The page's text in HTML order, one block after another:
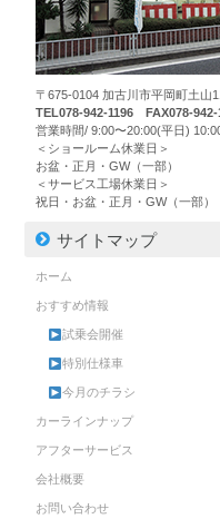
〒675-0104 加古川市平岡町土山
TEL078-942-1196 FAX078-942-
営業時間/ 9:00〜20:00(平日)
＜ショールーム休業日＞
お盆・正月・GW（一部）
＜サービス工場休業日＞
祝日・お盆・正月・GW（一部）
サイトマップ
ホーム
おすすめ情報
試乗会開催
特別仕様車
今月のチラシ
カーラインナップ
アフターサービス
会社概要
お問い合わせ